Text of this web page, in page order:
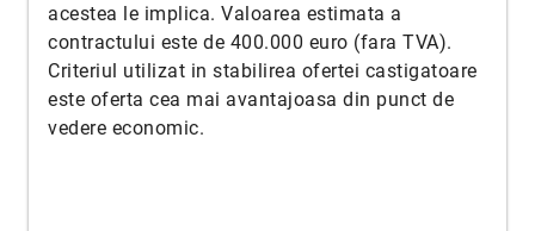
acestea le implica. Valoarea estimata a
contractului este de 400.000 euro (fara TVA).
Criteriul utilizat in stabilirea ofertei castigatoare
este oferta cea mai avantajoasa din punct de
vedere economic.